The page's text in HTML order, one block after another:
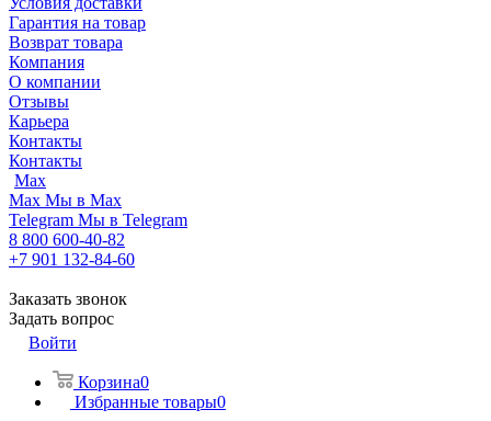
Гарантия на товар
Возврат товара
Компания
О компании
Отзывы
Карьера
Контакты
Контакты
Max
Max Мы в Max
Telegram Мы в Telegram
8 800 600-40-82
+7 901 132-84-60
Заказать звонок
Задать вопрос
Войти
Корзина0
Избранные товары0